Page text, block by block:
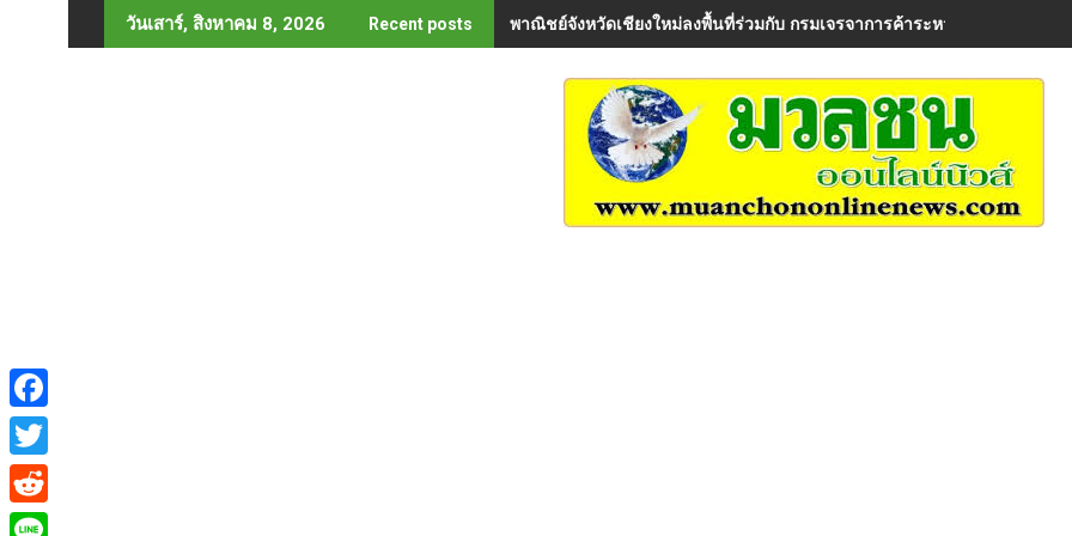
to
วันเสาร์, สิงหาคม 8, 2026 Recent posts พาณิชย์จังหวัดเชียงใหม่ลงพื้นที่ร่วมกับ กรมเจรจาการค้าระหว่างประเทศ เพื่อ
F
a
c
T
w
R